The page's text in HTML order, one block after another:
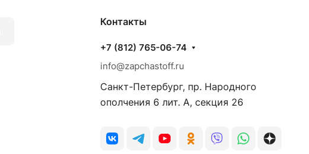
Контакты
+7 (812) 765-06-74
info@zapchastoff.ru
Санкт-Петербург, пр. Народного
ополчения 6 лит. А, секция 26